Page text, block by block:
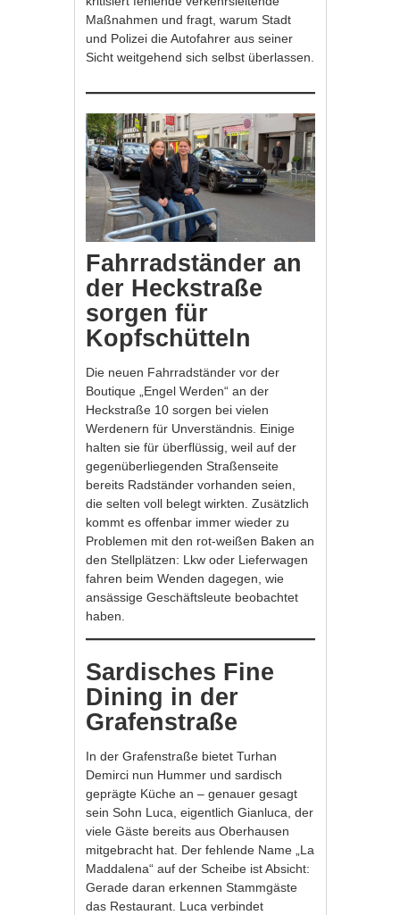
Maßnahmen und fragt, warum Stadt
und Polizei die Autofahrer aus seiner
Sicht weitgehend sich selbst überlassen.
Fahrradständer an
der Heckstraße
sorgen für
Kopfschütteln
Die neuen Fahrradständer vor der
Boutique „Engel Werden“ an der
Heckstraße 10 sorgen bei vielen
Werdenern für Unverständnis. Einige
halten sie für überflüssig, weil auf der
gegenüberliegenden Straßenseite
bereits Radständer vorhanden seien,
die selten voll belegt wirkten. Zusätzlich
kommt es offenbar immer wieder zu
Problemen mit den rot-weißen Baken an
den Stellplätzen: Lkw oder Lieferwagen
fahren beim Wenden dagegen, wie
ansässige Geschäftsleute beobachtet
haben.
Sardisches Fine
Dining in der
Grafenstraße
In der Grafenstraße bietet Turhan
Demirci nun Hummer und sardisch
geprägte Küche an – genauer gesagt
sein Sohn Luca, eigentlich Gianluca, der
viele Gäste bereits aus Oberhausen
mitgebracht hat. Der fehlende Name „La
Maddalena“ auf der Scheibe ist Absicht:
Gerade daran erkennen Stammgäste
das Restaurant. Luca verbindet